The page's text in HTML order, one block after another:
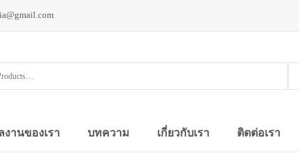
งานของเรา บทความ เกี่ยวกับเรา ติดต่อเรา